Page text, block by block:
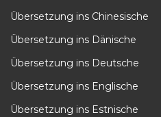
Übersetzung ins Chinesische
Übersetzung ins Dänische
Übersetzung ins Deutsche
Übersetzung ins Englische
Übersetzung ins Estnische